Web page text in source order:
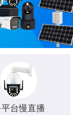
平台慢直播